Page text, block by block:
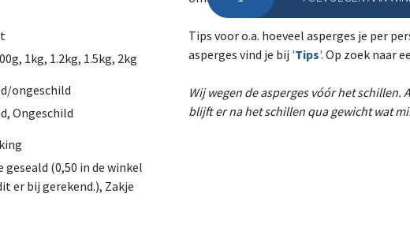
1kg, 1.2kg, 1.5kg, 2kg
ongeschild
Ongeschild
geseald (0,50 in de winkel
er bij gerekend.), Zakje
Tips voor o.a. hoeveel asperges je per
asperges vind je bij 'Tips'. Op zoek naar
Wij wegen de asperges vóór het schillen.
blijft er na het schillen qua gewicht wat